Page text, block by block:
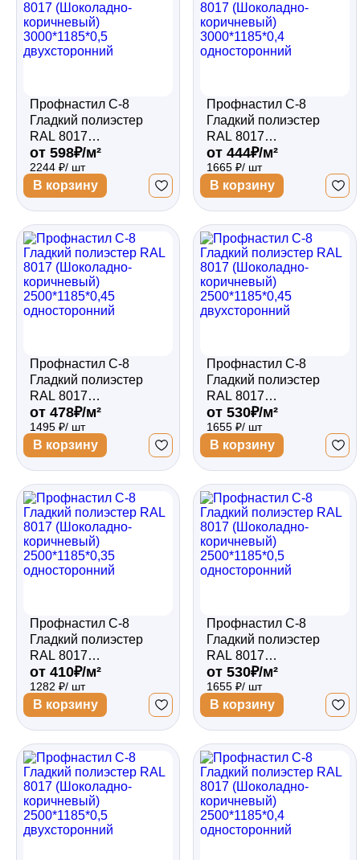
Профнастил С-8
Гладкий полиэстер
RAL 8017
(Шоколадно-
коричневый)
3000*1185*0,5
двухсторонний
от 598₽/м²
2244 ₽/ шт
В корзину
Профнастил С-8
Гладкий полиэстер
RAL 8017
(Шоколадно-
коричневый)
3000*1185*0,4
односторонний
от 444₽/м²
1665 ₽/ шт
В корзину
Профнастил С-8
Гладкий полиэстер
RAL 8017
(Шоколадно-
коричневый)
2500*1185*0,45
односторонний
от 478₽/м²
1495 ₽/ шт
В корзину
Профнастил С-8
Гладкий полиэстер
RAL 8017
(Шоколадно-
коричневый)
2500*1185*0,45
двухсторонний
от 530₽/м²
1655 ₽/ шт
В корзину
Профнастил С-8
Гладкий полиэстер
RAL 8017
(Шоколадно-
коричневый)
2500*1185*0,35
односторонний
от 410₽/м²
1282 ₽/ шт
В корзину
Профнастил С-8
Гладкий полиэстер
RAL 8017
(Шоколадно-
коричневый)
2500*1185*0,5
односторонний
от 530₽/м²
1655 ₽/ шт
В корзину